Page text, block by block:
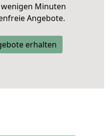
Minuten
Angebote.
erhalten